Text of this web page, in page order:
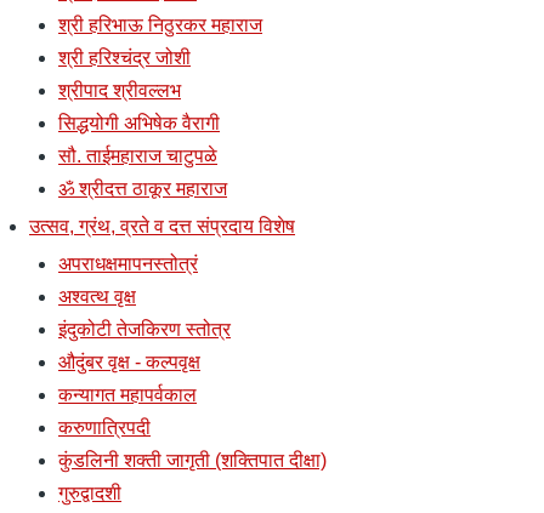
श्री हरिभाऊ निठुरकर महाराज
श्री हरिश्चंद्र जोशी
श्रीपाद श्रीवल्लभ
सिद्धयोगी अभिषेक वैरागी
सौ. ताईमहाराज चाटुपळे
ॐ श्रीदत्त ठाकूर महाराज
उत्सव, ग्रंथ, व्रते व दत्त संप्रदाय विशेष
अपराधक्षमापनस्तोत्रं
अश्वत्थ वृक्ष
इंदुकोटी तेजकिरण स्तोत्र
औदुंबर वृक्ष - कल्पवृक्ष
कन्यागत महापर्वकाल
करुणात्रिपदी
कुंडलिनी शक्ती जागृती (शक्तिपात दीक्षा)
गुरुद्वादशी